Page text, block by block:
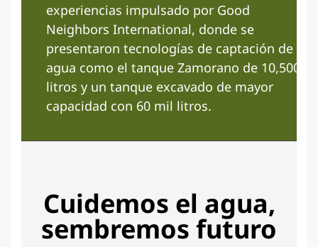
experiencias impulsado por Good
Neighbors International, donde se
presentaron tecnologías de captación de
agua como el tanque Zamorano de 10,500
litros y un tanque excavado de mayor
capacidad con 60 mil litros.
Cuidemos el agua,
sembremos futuro